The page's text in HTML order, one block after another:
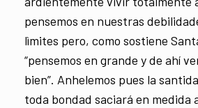
pensemos en nuestras
lìmites pero, como sostiene
“pensemos en grande y de ahí
bien”. Anhelemos pues la
toda bondad saciará en medida